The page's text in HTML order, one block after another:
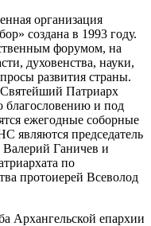
организация
создана в 1993 году.
форумом, на
духовенства, науки,
развития страны.
Патриарх
благословению и под
ежегодные соборные
являются председатель
Ганичев и
по
протоиерей Всеволод
Архангельской епархии